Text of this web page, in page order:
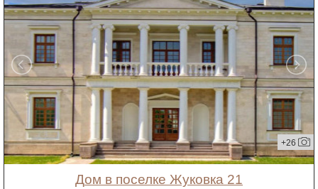
+26
дом в поселке Жуковка 21